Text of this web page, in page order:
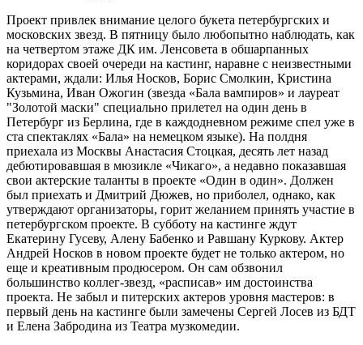
Проект привлек внимание целого букета петербургских и
московских звезд. В пятницу было любопытно наблюдать, как
на четвертом этаже ДК им. Ленсовета в обшарпанных
коридорах своей очереди на кастинг, наравне с неизвестными
актерами, ждали: Илья Носков, Борис Смолкин, Кристина
Кузьмина, Иван Ожогин (звезда «Бала вампиров» и лауреат
"Золотой маски" специально прилетел на один день в
Петербург из Берлина, где в каждодневном режиме спел уже в
ста спектаклях «Бала» на немецком языке). На полдня
приехала из Москвы Анастасия Стоцкая, десять лет назад
дебютировавшая в мюзикле «Чикаго», а недавно показавшая
свои актерские таланты в проекте «Один в один». Должен
был приехать и Дмитрий Дюжев, но приболел, однако, как
утверждают организаторы, горит желанием принять участие в
петербургском проекте. В субботу на кастинге ждут
Екатерину Гусеву, Алену Бабенко и Равшану Куркову. Актер
Андрей Носков в новом проекте будет не только актером, но
еще и креативным продюсером. Он сам обзвонил
большинство коллег-звезд, «расписав» им достоинства
проекта. Не забыл и питерских актеров уровня мастеров: в
первый день на кастинге были замечены Сергей Лосев из БДТ
и Елена Забродина из Театра музкомедии.